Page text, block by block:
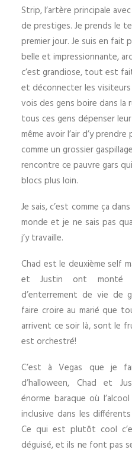
Strip, l’artère principale
de prestiges. Je prends le
premier jour. Je suis en fait
belle et impressionnante,
c’est grandiose, tout est
et déconnecter les
vois des gens boire dans la
tous ces gens dépenser
même avoir l’air d’y
comme un grossier
rencontre ce pauvre gars
blocs plus loin.
Je sais, c’est comme ça
monde et je ne sais pas
j’y travaille.
Chad est le deuxième self
et Justin ont monté
d’enterrement de vie de
faire croire au marié que
arrivent ce soir là, sont le
est orchestré!
C’est à Vegas que je
d’halloween, Chad et
énorme baraque où
inclusive dans les
Ce qui est plutôt cool
déguisé, et ils ne font pas